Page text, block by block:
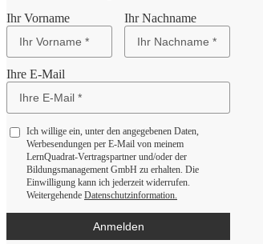
Ihr Vorname Ihr Nachname
Ihre E-Mail
Ich willige ein, unter den angegebenen Daten,
Werbesendungen per E-Mail von meinem
LernQuadrat-Vertragspartner und/oder der
Bildungsmanagement GmbH zu erhalten. Die
Einwilligung kann ich jederzeit widerrufen.
Weitergehende Datenschutzinformation.
Anmelden